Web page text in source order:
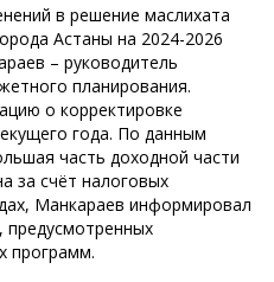
в решение маслихата
Астаны на 2024-2026
– руководитель
планирования.
о корректировке
года. По данным
часть доходной части
за счёт налоговых
Манкараев информировал
предусмотренных
программ.